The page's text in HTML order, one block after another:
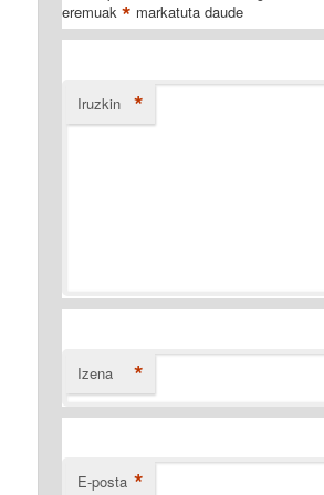
eremuak* markatuta daude
Iruzkin *
Izena *
E-posta *